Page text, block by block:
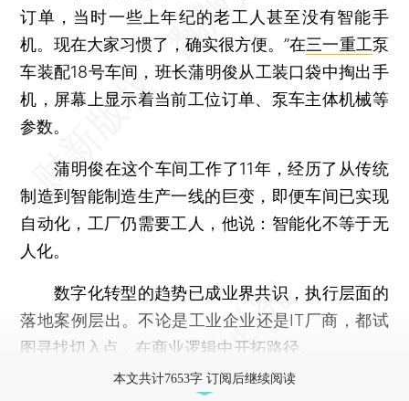
订单，当时一些上年纪的老工人甚至没有智能手
机。现在大家习惯了，确实很方便。”在三一重工泵
车装配18号车间，班长蒲明俊从工装口袋中掏出手
机，屏幕上显示着当前工位订单、泵车主体机械等
参数。
蒲明俊在这个车间工作了11年，经历了从传统
制造到智能制造生产一线的巨变，即便车间已实现
自动化，工厂仍需要工人，他说：智能化不等于无
人化。
数字化转型的趋势已成业界共识，执行层面的
落地案例层出。不论是工业企业还是IT厂商，都试
图寻找切入点，在商业逻辑中开拓路径。
本文共计7653字 订阅后继续阅读